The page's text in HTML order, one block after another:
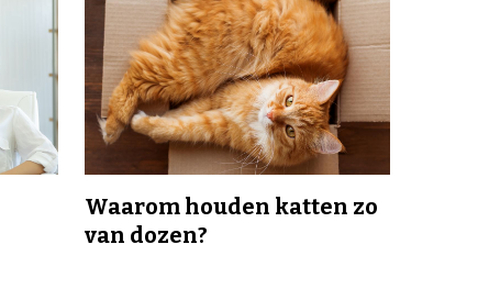
Waarom houden katten zo
van dozen?